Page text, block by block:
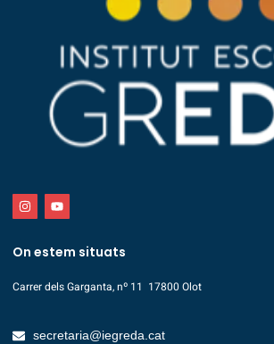
On estem situats
Carrer dels Garganta, nº 11 17800 Olot
secretaria@iegreda.cat